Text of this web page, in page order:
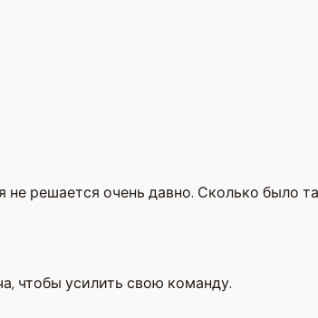
решается очень давно. Сколько было
чтобы усилить свою команду.